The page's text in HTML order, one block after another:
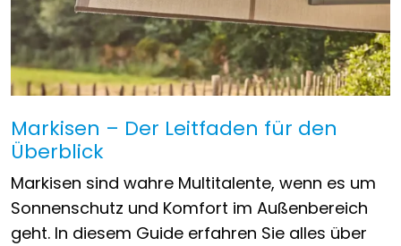
Markisen – Der Leitfaden für den
Überblick
Markisen sind wahre Multitalente, wenn es um
Sonnenschutz und Komfort im Außenbereich
geht. In diesem Guide erfahren Sie alles über